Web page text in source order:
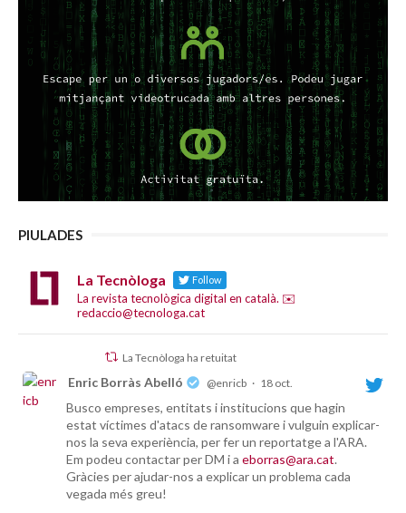
PIULADES
La Tecnòloga Follow
La revista tecnològica digital en català. ✉️
redaccio@tecnologa.cat
La Tecnòloga ha retuitat
Enric Borràs Abelló @enricb · 18 oct.
Busco empreses, entitats i institucions que hagin
estat víctimes d'atacs de ransomware i vulguin explicar-
nos la seva experiència, per fer un reportatge a l'ARA.
Em podeu contactar per DM i a eborras@ara.cat.
Gràcies per ajudar-nos a explicar un problema cada
vegada més greu!